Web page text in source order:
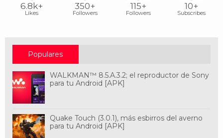
6.8k+
Likes
350+
Followers
115+
Followers
10+
Subscribes
Populares
WALKMAN™ 8.5.A.3.2; el reproductor de Sony
para tu Android [APK]
Quake Touch (3.0.1), más esbirros del averno
para tu Android [APK]